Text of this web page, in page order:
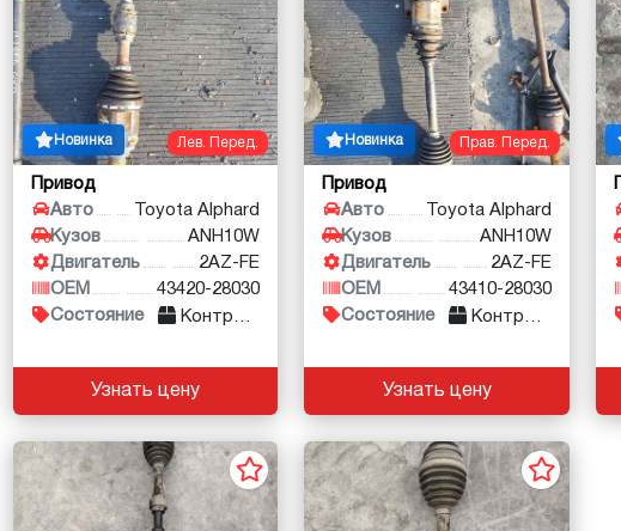
Лев. Перед.
Новинка
Привод
Авто
Toyota Alphard
Кузов
ANH10W
Двигатель
2AZ-FE
OEM
43420-28030
Состояние
Контракт
Узнать цену
Прав. Перед.
Новинка
Привод
Авто
Toyota Alphard
Кузов
ANH10W
Двигатель
2AZ-FE
OEM
43410-28030
Состояние
Контракт
Узнать цену